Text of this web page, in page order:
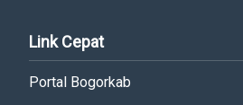
Link Cepat
Portal Bogorkab